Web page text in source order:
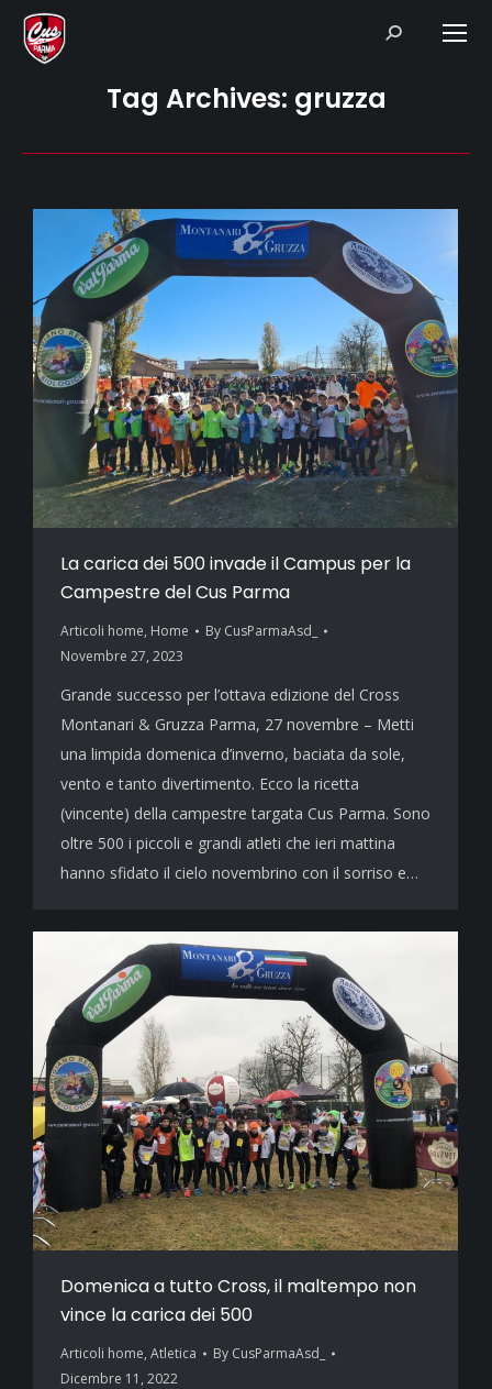
Search:
Tag Archives: gruzza
La carica dei 500 invade il Campus per la
Campestre del Cus Parma
Articoli home, Home By CusParmaAsd_
Novembre 27, 2023
Grande successo per l’ottava edizione del Cross
Montanari & Gruzza Parma, 27 novembre – Metti
una limpida domenica d’inverno, baciata da sole,
vento e tanto divertimento. Ecco la ricetta
(vincente) della campestre targata Cus Parma. Sono
oltre 500 i piccoli e grandi atleti che ieri mattina
hanno sfidato il cielo novembrino con il sorriso e…
Domenica a tutto Cross, il maltempo non
vince la carica dei 500
Articoli home, Atletica By CusParmaAsd_
Dicembre 11, 2022